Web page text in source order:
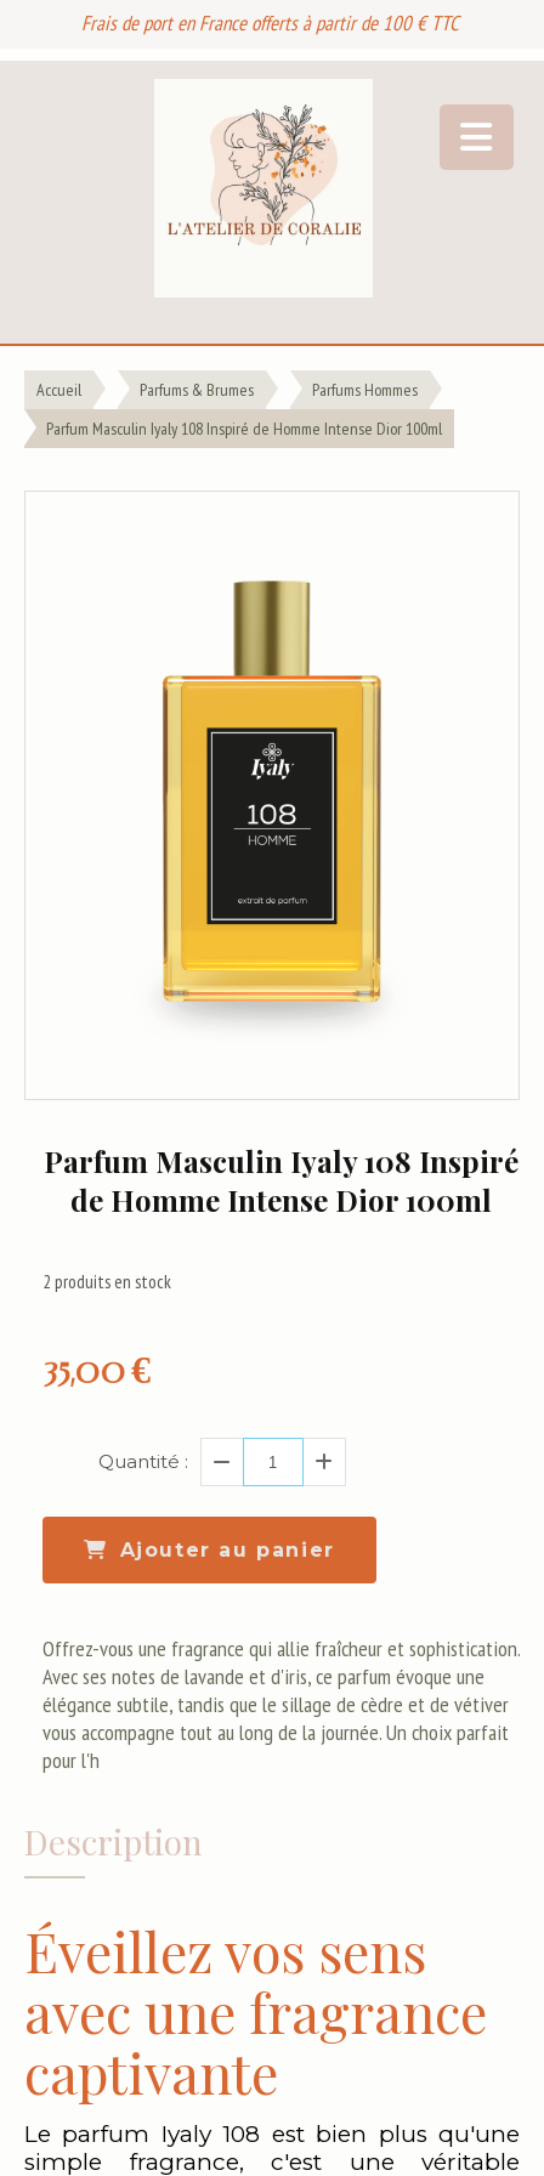
Frais de port en France offerts à partir de 100 € TTC
Accueil Parfums & Brumes
Parfums Hommes
Parfum Masculin Iyaly 108 Inspiré de Homme Intense Dior 100ml
Parfum Masculin Iyaly 108 Inspiré
de Homme Intense Dior 100ml
35,00€
2 produits en stock
Quantité :
Ajouter au panier
Offrez-vous une fragrance qui allie fraîcheur et sophistication.
Avec ses notes de lavande et d'iris, ce parfum évoque une
élégance subtile, tandis que le sillage de cèdre et de vétiver
vous accompagne tout au long de la journée. Un choix parfait
pour l'h
Description
Éveillez vos sens
avec une fragrance
captivante
Le parfum Iyaly 108 est bien plus qu'une
simple fragrance, c'est une véritable